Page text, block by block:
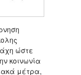
ώστε
κοινωνία
μέτρα,